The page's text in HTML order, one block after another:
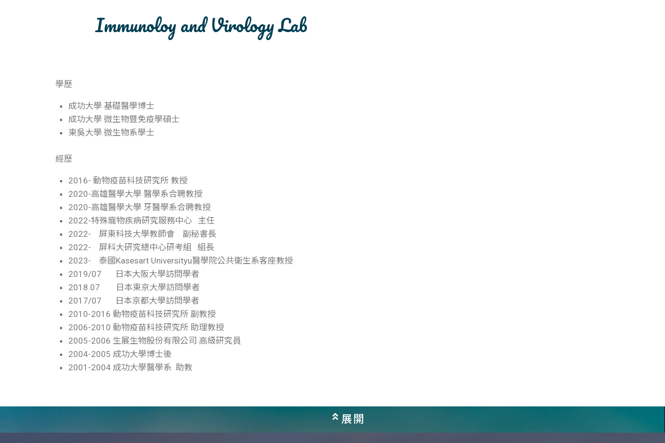
Immunoloy and Virology Lab
學歷
成功大學 基礎醫學博士
成功大學 微生物暨免疫學碩士
東吳大學 微生物系學士
經歷
2016- 動物疫苗科技研究所 教授
2020-高雄醫學大學 醫學系合聘教授
2020-高雄醫學大學 牙醫學系合聘教授
2022-特殊寵物疾病研究服務中心 主任
2022- 屏東科技大學教師會 副秘書長
2022- 屏科大研究總中心研考組 組長
2023- 泰國Kasesart Universityu醫學院公共衛生系客座教授
2019/07 日本大阪大學訪問學者
2018.07 日本東京大學訪問學者
2017/07 日本京都大學訪問學者
2010-2016 動物疫苗科技研究所 副教授
2006-2010 動物疫苗科技研究所 助理教授
2005-2006 生展生物股份有限公司 高級研究員
2004-2005 成功大學博士後
2001-2004 成功大學醫學系 助教
展開